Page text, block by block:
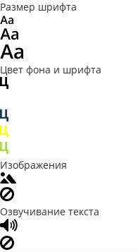
Размер шрифта
Цвет фона и шрифта
Изображения
Озвучивание текста